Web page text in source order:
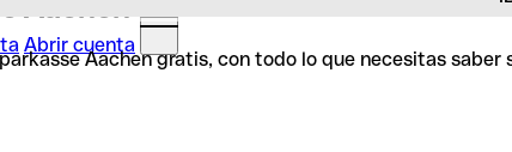
Abrir cuenta
Aachen
Aachen gratis, con todo lo que necesitas